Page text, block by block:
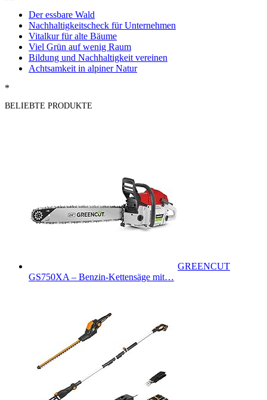
Der essbare Wald
Nachhaltigkeitscheck für Unternehmen
Vitalkur für alte Bäume
Viel Grün auf wenig Raum
Bildung und Nachhaltigkeit vereinen
Achtsamkeit in alpiner Natur
*
BELIEBTE PRODUKTE
GREENCUT
GS750XA – Benzin-Kettensäge mit…